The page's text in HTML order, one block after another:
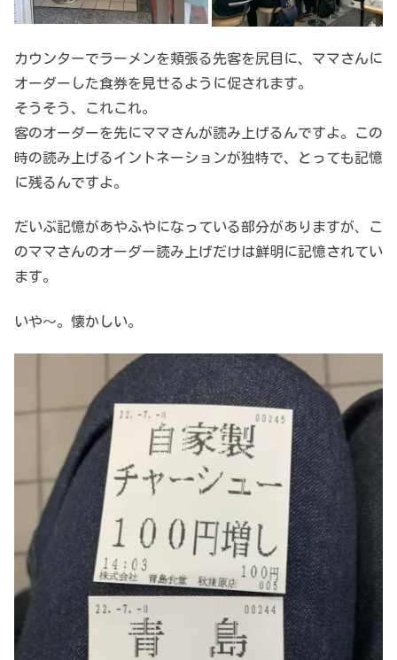
カウンターでラーメンを頬張る先客を尻目に、ママさんに
オーダーした食券を見せるように促されます。
そうそう、これこれ。
客のオーダーを先にママさんが読み上げるんですよ。この
時の読み上げるイントネーションが独特で、とっても記憶
に残るんですよ。
だいぶ記憶があやふやになっている部分がありますが、こ
のママさんのオーダー読み上げだけは鮮明に記憶されてい
ます。
いや～。懐かしい。